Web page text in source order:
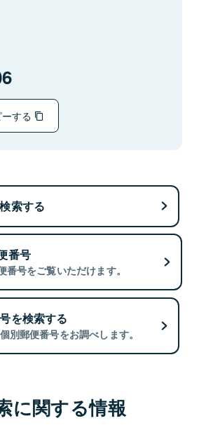
する
索する
番号
号をご覧いただけます。
を検索する
別郵便番号をお調べします。
に関する情報